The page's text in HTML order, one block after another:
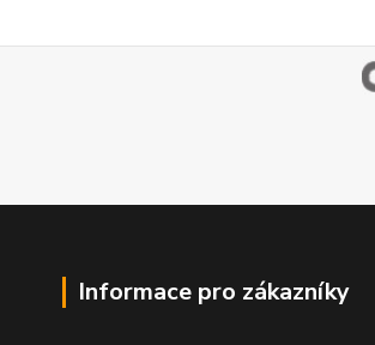
Informace pro zákazníky